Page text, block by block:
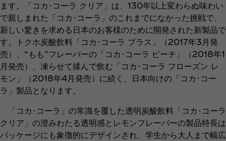
ます。「コカ･コーラ クリア」は、130年以上変わらぬ味わい
で親しまれた「コカ･コーラ」のこれまでになかった挑戦で、
新しい驚きを求める日本のお客様のために開発された新製品で
す。トクホ炭酸飲料「コカ･コーラ プラス」（2017年3月発
売）、“もも”フレーバーの「コカ･コーラ ピーチ」（2018年1
月発売）、凍らせて揉んで飲む「コカ･コーラ フローズン レ
モン」（2018年4月発売）に続く、日本向けの「コカ･コー
ラ」製品となります。
「コカ･コーラ」の常識を覆した透明炭酸飲料「コカ･コーラ
クリア」の澄みわたる透明感とレモンフレーバーの製品特長は
パッケージにも象徴的にデザインされ、学生から大人まで幅広